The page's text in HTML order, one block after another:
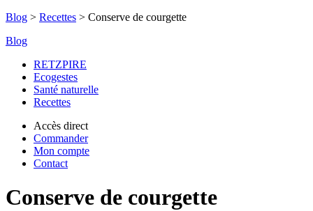
Blog > Recettes > Conserve de courgette
Blog
RETZPIRE
Ecogestes
Santé naturelle
Recettes
Accès direct
Commander
Mon compte
Contact
Conserve de courgette